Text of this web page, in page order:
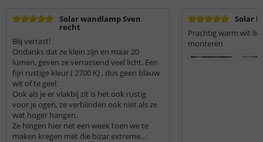
Solar wandlamp Sven
recht
Blij verrast!
Ondanks dat ze klein zijn en maar 20
lumen, geven ze verrassend veel licht. Een
fijn rustige kleur ( 2700 K) , dus geen blauw
wit of te geel.
Ook als je er vlakbij zit is het ook rustig
voor je ogen, ze verblinden ook niet als ze
wat hoger hangen.
Ze hingen hier net een week toen we te
maken kregen met die bizar extreme
Solar
Prachtig warm wit
monteren